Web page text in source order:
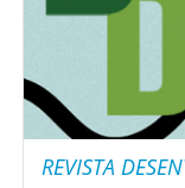
REVISTA